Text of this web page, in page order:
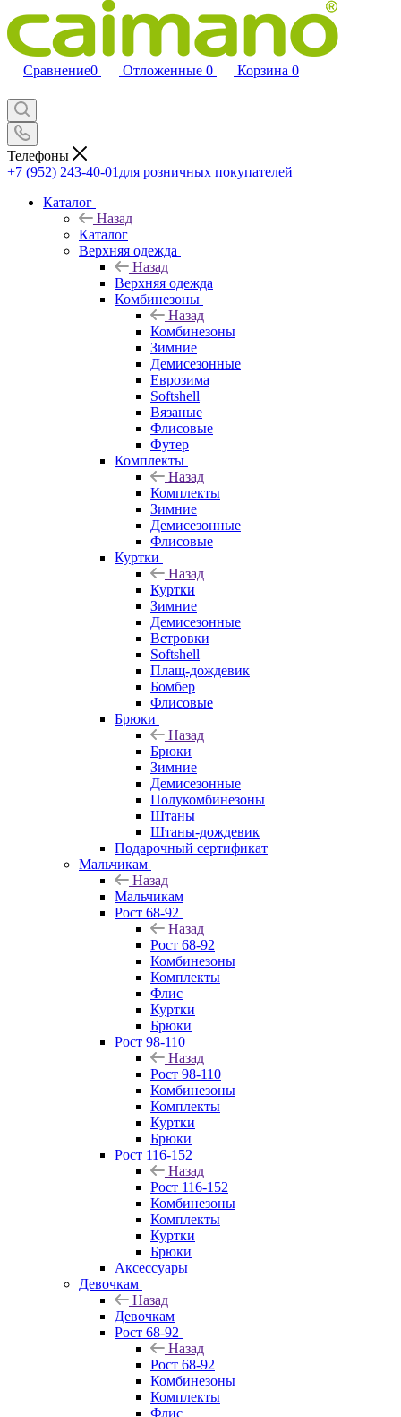
Сравнение0 Отложенные 0 Корзина 0
Телефоны
+7 (952) 243-40-01 для розничных покупателей
Каталог
Назад
Каталог
Верхняя одежда
Назад
Верхняя одежда
Комбинезоны
Назад
Комбинезоны
Зимние
Демисезонные
Еврозима
Softshell
Вязаные
Флисовые
Футер
Комплекты
Назад
Комплекты
Зимние
Демисезонные
Флисовые
Куртки
Назад
Куртки
Зимние
Демисезонные
Ветровки
Softshell
Плащ-дождевик
Бомбер
Флисовые
Брюки
Назад
Брюки
Зимние
Демисезонные
Полукомбинезоны
Штаны
Штаны-дождевик
Подарочный сертификат
Мальчикам
Назад
Мальчикам
Рост 68-92
Назад
Рост 68-92
Комбинезоны
Комплекты
Флис
Куртки
Брюки
Рост 98-110
Назад
Рост 98-110
Комбинезоны
Комплекты
Куртки
Брюки
Рост 116-152
Назад
Рост 116-152
Комбинезоны
Комплекты
Куртки
Брюки
Аксессуары
Девочкам
Назад
Девочкам
Рост 68-92
Назад
Рост 68-92
Комбинезоны
Комплекты
Флис